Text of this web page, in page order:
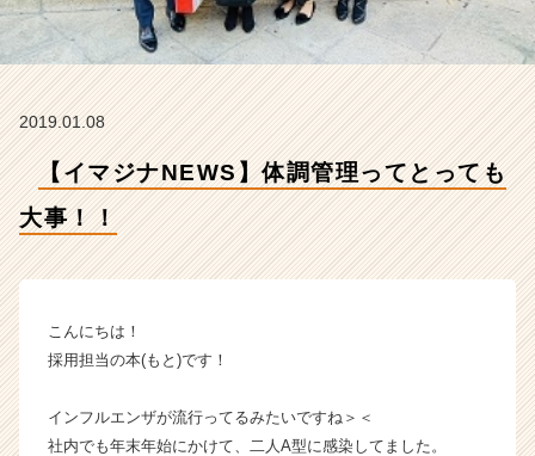
イ
ム
ラ
ベ
ン
業
ら
ス
2019.01.08
【イマジナNEWS】体調管理ってとっても
大事！！
こんにちは！
採用担当の本(もと)です！
インフルエンザが流行ってるみたいですね＞＜
社内でも年末年始にかけて、二人A型に感染してました。